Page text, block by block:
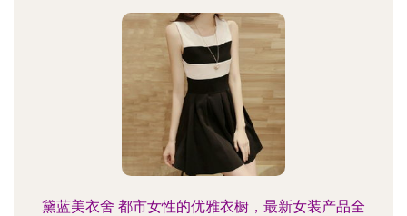
黛蓝美衣舍 都市女性的优雅衣橱，最新女装产品全